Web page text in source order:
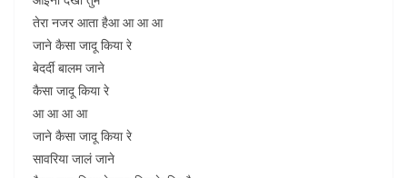
तेरा नजर आता हैआ आ आ आ
जाने कैसा जादू किया रे
बेदर्दी बालम जाने
कैसा जादू किया रे
आ आ आ आ
जाने कैसा जादू किया रे
सावरिया जालं जाने